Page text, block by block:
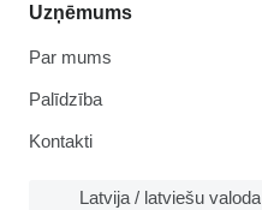
Uzņēmums
Par mums
Palīdzība
Kontakti
Latvija / latviešu valoda